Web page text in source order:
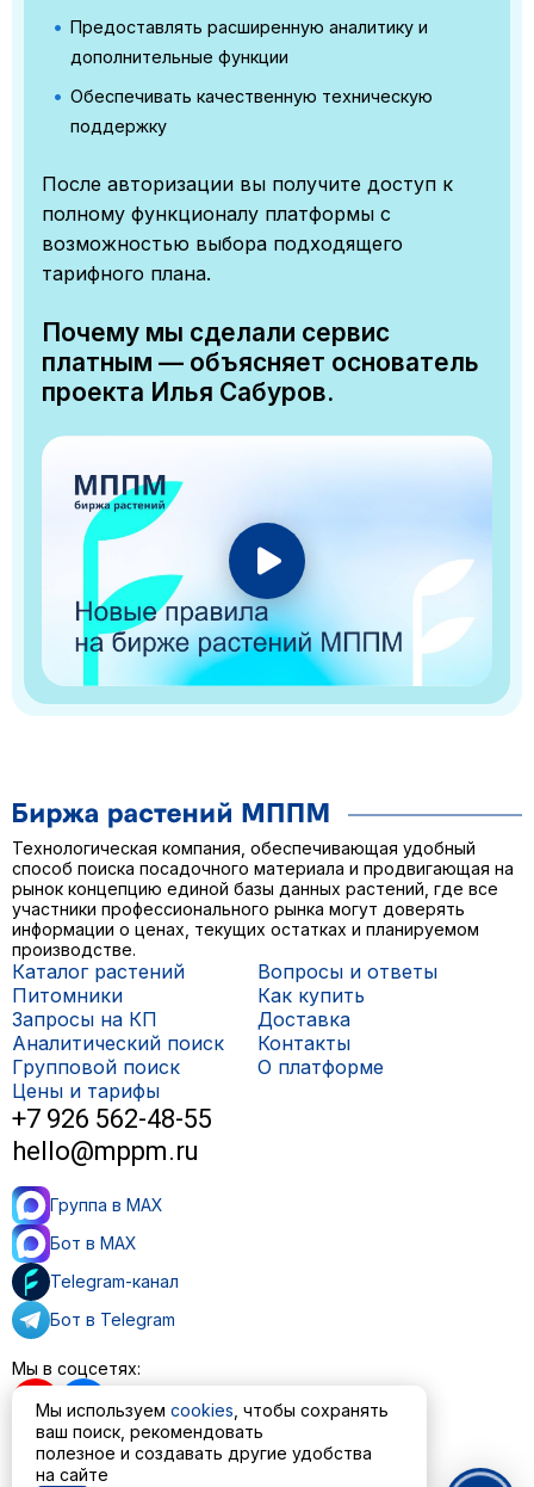
Предоставлять расширенную аналитику и
дополнительные функции
Обеспечивать качественную техническую
поддержку
После авторизации вы получите доступ к
полному функционалу платформы с
возможностью выбора подходящего
тарифного плана.
Почему мы сделали сервис
платным — объясняет основатель
проекта Илья Сабуров.
Технологическая компания, обеспечивающая удобный
способ поиска посадочного материала и продвигающая на
рынок концепцию единой базы данных растений, где все
участники профессионального рынка могут доверять
информации о ценах, текущих остатках и планируемом
производстве.
Каталог растений
Питомники
Запросы на КП
Аналитический поиск
Групповой поиск
Цены и тарифы
Вопросы и ответы
Как купить
Доставка
Контакты
О платформе
+7 926 562-48-55
hello@mppm.ru
Группа в MAX
Бот в MAX
Telegram-канал
Бот в Telegram
Мы в соцсетях:
Пользовательское соглашение
Мы используем cookies , чтобы сохранять
ваш поиск, рекомендовать
полезное и создавать другие удобства
на сайте